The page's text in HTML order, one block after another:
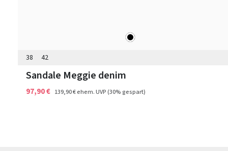
schwarz
38 42
Sandale Meggie denim
97,90 € 139,90 €ehem. UVP(30% gespart)